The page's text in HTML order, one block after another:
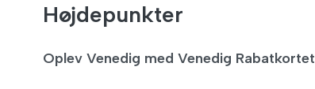
Højdepunkter
Oplev Venedig med Venedig Rabatkortet